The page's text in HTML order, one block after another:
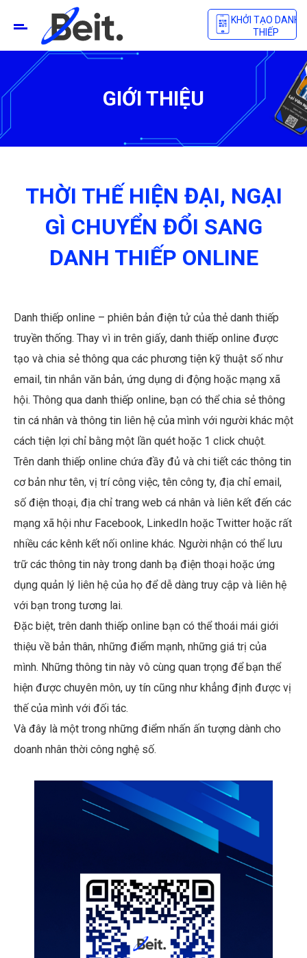
KHỞI TẠO DANH
THIẾP
GIỚI THIỆU
THỜI THẾ HIỆN ĐẠI, NGẠI
GÌ CHUYỂN ĐỔI SANG
DANH THIẾP ONLINE
Danh thiếp online – phiên bản điện tử của thẻ danh thiếp
truyền thống. Thay vì in trên giấy, danh thiếp online được
tạo và chia sẻ thông qua các phương tiện kỹ thuật số như
email, tin nhắn văn bản, ứng dụng di động hoặc mạng xã
hội. Thông qua danh thiếp online, bạn có thể chia sẻ thông
tin cá nhân và thông tin liên hệ của mình với người khác một
cách tiện lợi chỉ bằng một lần quét hoặc 1 click chuột.
Trên danh thiếp online chứa đầy đủ và chi tiết các thông tin
cơ bản như tên, vị trí công việc, tên công ty, địa chỉ email,
số điện thoại, địa chỉ trang web cá nhân và liên kết đến các
mạng xã hội như Facebook, LinkedIn hoặc Twitter hoặc rất
nhiều các kênh kết nối online khác. Người nhận có thể lưu
trữ các thông tin này trong danh bạ điện thoại hoặc ứng
dụng quản lý liên hệ của họ để dễ dàng truy cập và liên hệ
với bạn trong tương lai.
Đặc biệt, trên danh thiếp online bạn có thể thoái mái giới
thiệu về bản thân, những điểm mạnh, những giá trị của
mình. Những thông tin này vô cùng quan trọng để bạn thể
hiện được chuyên môn, uy tín cũng như khẳng định được vị
thế của mình với đối tác.
Và đây là một trong những điểm nhấn ấn tượng dành cho
doanh nhân thời công nghệ số.